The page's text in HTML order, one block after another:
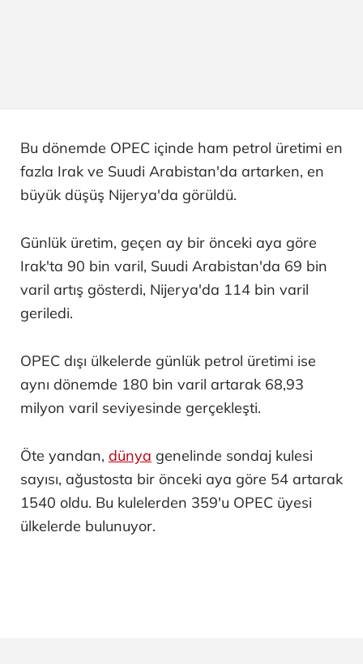
Bu dönemde OPEC içinde ham petrol üretimi en
fazla Irak ve Suudi Arabistan'da artarken, en
büyük düşüş Nijerya'da görüldü.
Günlük üretim, geçen ay bir önceki aya göre
Irak'ta 90 bin varil, Suudi Arabistan'da 69 bin
varil artış gösterdi, Nijerya'da 114 bin varil
geriledi.
OPEC dışı ülkelerde günlük petrol üretimi ise
aynı dönemde 180 bin varil artarak 68,93
milyon varil seviyesinde gerçekleşti.
Öte yandan, dünya genelinde sondaj kulesi
sayısı, ağustosta bir önceki aya göre 54 artarak
1540 oldu. Bu kulelerden 359'u OPEC üyesi
ülkelerde bulunuyor.